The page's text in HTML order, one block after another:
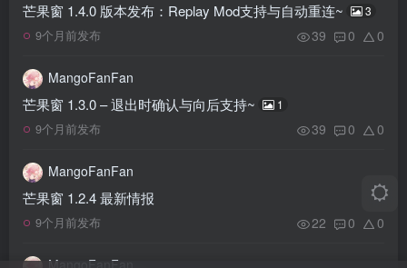
芒果窗 1.4.0 版本发布：Replay Mod支持与自动重连~ 3
9个月前发布 39 0 0
MangoFanFan
芒果窗 1.3.0 – 退出时确认与向后支持~ 1
9个月前发布 39 0 0
MangoFanFan
芒果窗 1.2.4 最新情报
9个月前发布 22 0 0